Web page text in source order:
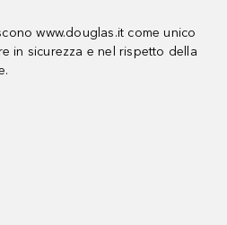
www.douglas.it come unico
in sicurezza e nel rispetto della